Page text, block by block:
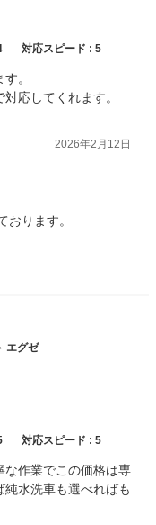
対応スピード : 5
。
応してくれます。
2026年2月12日
おります。
エグゼ
対応スピード : 5
な作業でこの価格は専
水洗車も選べればも